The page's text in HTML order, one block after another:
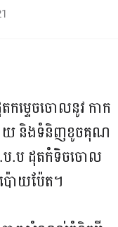
កម្ទេចចោលនូវ កាក
ាយ និងទំនិញខូចគុណ
.ប.ប ដុតកំទិចចោល
ប៉ោយប៉ែត។